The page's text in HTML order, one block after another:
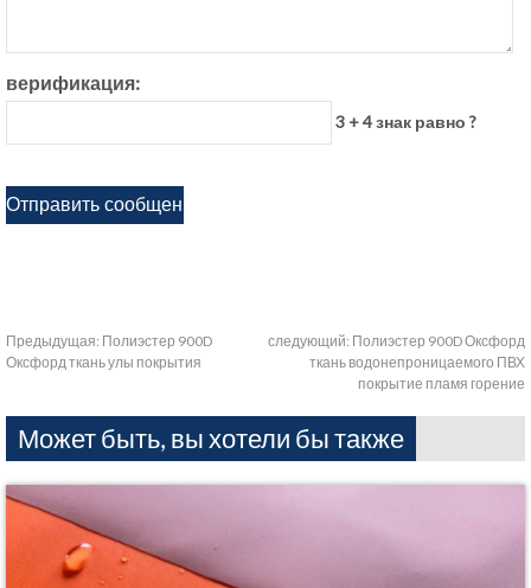
верификация:
3 + 4 знак равно ?
Предыдущая: Полиэстер 900D
Оксфорд ткань улы покрытия
следующий: Полиэстер 900D Оксфорд
ткань водонепроницаемого ПВХ
покрытие пламя горение
Может быть, вы хотели бы также